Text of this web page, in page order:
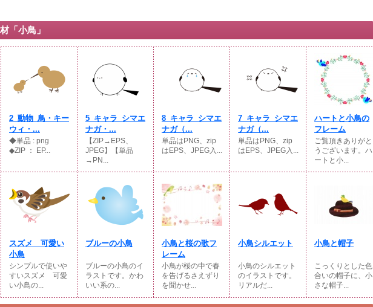
「小鳥」
2_動物_鳥・キー
ウィ・...
◆単品 : png
◆ZIP ： EP...
5_キャラ_シマエ
ナガ・...
【ZIP→EPS、
JPEG】【単品
→PN...
8_キャラ_シマエ
ナガ（...
単品はPNG、zip
はEPS、JPEG入...
7_キャラ_シマエ
ナガ（...
単品はPNG、zip
はEPS、JPEG入...
ハートと小鳥の
フレーム
ご覧頂きありがと
うございます。ハ
ートと小...
スズメ 可愛い
小鳥
シンプルで使いや
すいスズメ 可愛
い小鳥の...
ブルーの小鳥
ブルーの小鳥のイ
ラストです。かわ
いい系の...
小鳥と桜の歌フ
レーム
小鳥が桜の中で春
を告げるさえずり
を聞かせ...
小鳥シルエット
小鳥のシルエット
のイラストです。
リアルだ...
小鳥と帽子
こっくりとした色
合いの帽子に、小
さな帽子...